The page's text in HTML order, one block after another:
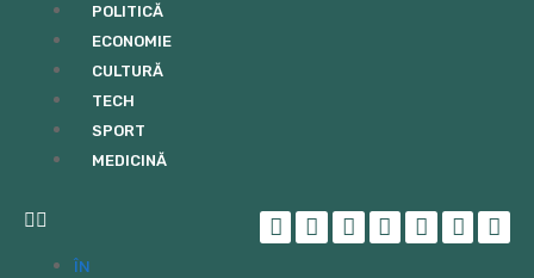
POLITICĂ
ECONOMIE
CULTURĂ
TECH
SPORT
MEDICINĂ
ÎN